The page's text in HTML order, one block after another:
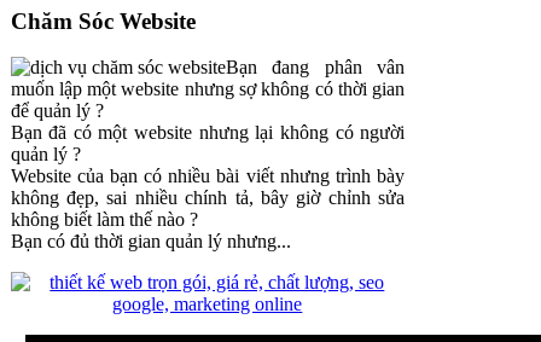
Chăm Sóc Website
Bạn đang phân vân
muốn lập một website nhưng sợ không có thời gian
để quản lý ?
Bạn đã có một website nhưng lại không có người
quản lý ?
Website của bạn có nhiều bài viết nhưng trình bày
không đẹp, sai nhiều chính tả, bây giờ chỉnh sửa
không biết làm thế nào ?
Bạn có đủ thời gian quản lý nhưng...